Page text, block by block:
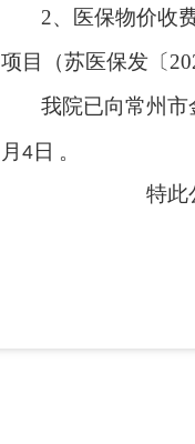
2、
医保物价收
项目
（苏医保发〔 20
我院已向常州市
月 4日 。
特此